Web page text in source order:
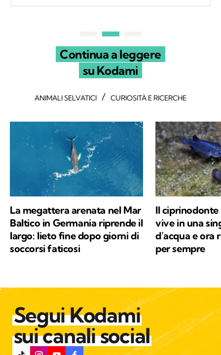
Continua a leggere
su Kodami
ANIMALI SELVATICI / CURIOSITÀ E RICERCHE
La megattera arenata nel Mar
Baltico in Germania riprende il
largo: lieto fine dopo giorni di
soccorsi faticosi
Il ciprinodonte
vive in una
d’acqua e ora
per sempre
Segui Kodami
sui canali social